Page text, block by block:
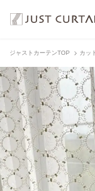
ジャストカーテンTOP カッ